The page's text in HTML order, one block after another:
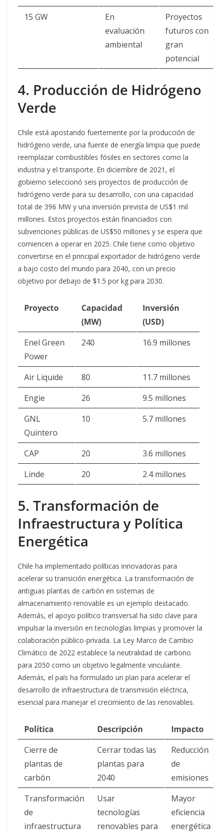
15 GW
En
evaluación
ambiental
Proyectos
futuros con
gran
potencial
4. Producción de Hidrógeno
Verde
Chile está apostando fuertemente por la producción de
hidrógeno verde, una fuente de energía limpia que puede
reemplazar combustibles fósiles en sectores como la
industria y el transporte. En diciembre de 2021, el
gobierno seleccionó seis proyectos de producción de
hidrógeno verde para su desarrollo, con una capacidad
total de 396 MW y una inversión prevista de US$1 mil
millones. Estos proyectos están financiados con
subvenciones públicas de US$50 millones y se espera que
comiencen a operar en 2025. Chile tiene como objetivo
convertirse en el principal exportador de hidrógeno verde
a bajo costo del mundo para 2040, con un precio
objetivo por debajo de $1.5 por kg para 2030.
Proyecto
Capacidad
(MW)
Inversión
(USD)
Enel Green
Power
240 16.9 millones
Air Liquide 80
11.7 millones
Engie
26
9.5 millones
GNL
Quintero
10 5.7 millones
CAP 20
3.6 millones
Linde
20 2.4 millones
5. Transformación de
Infraestructura y Política
Energética
Chile ha implementado políticas innovadoras para
acelerar su transición energética. La transformación de
antiguas plantas de carbón en sistemas de
almacenamiento renovable es un ejemplo destacado.
Además, el apoyo político transversal ha sido clave para
impulsar la inversión en tecnologías limpias y promover la
colaboración público-privada. La Ley Marco de Cambio
Climático de 2022 establece la neutralidad de carbono
para 2050 como un objetivo legalmente vinculante.
Además, el país ha formulado un plan para acelerar el
desarrollo de infraestructura de transmisión eléctrica,
esencial para manejar el crecimiento de las renovables.
Política Descripción
Impacto
Cierre de
plantas de
carbón
Cerrar todas las
plantas para
2040
Reducción
de
emisiones
Transformación
de
infraestructura
Usar
tecnologías
renovables para
Mayor
eficiencia
energética